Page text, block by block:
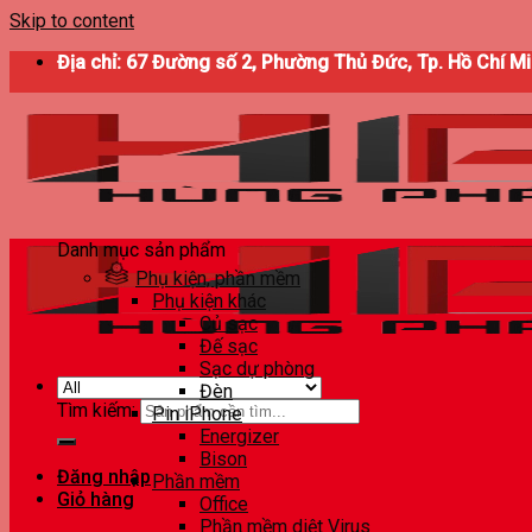
Skip to content
Địa chỉ: 67 Đường số 2, Phường Thủ Đức, Tp. Hồ Chí
Tìm kiếm:
Đăng nhập
Giỏ hàng
Danh mục sản phẩm
Phụ kiện, phần mềm
Phụ kiện khác
Củ sạc
Đế sạc
Sạc dự phòng
Đèn
Pin iPhone
Energizer
Bison
Phần mềm
Office
Phần mềm diệt Virus